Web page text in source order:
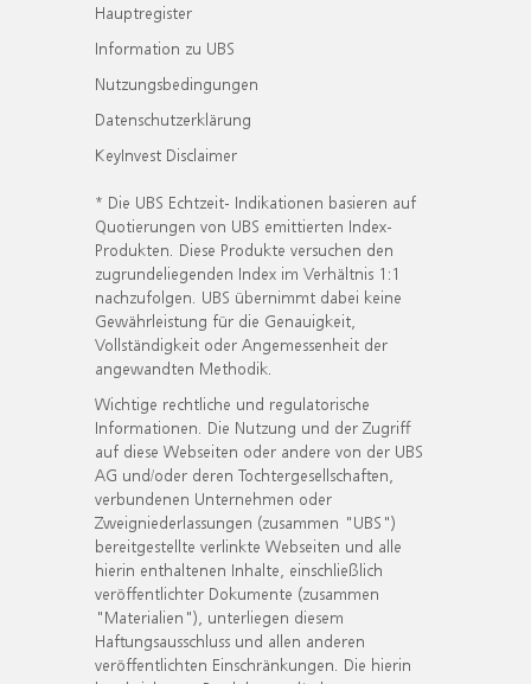
Hauptregister
Information zu UBS
Nutzungsbedingungen
Datenschutzerklärung
KeyInvest Disclaimer
* Die UBS Echtzeit- Indikationen basieren auf
Quotierungen von UBS emittierten Index-
Produkten. Diese Produkte versuchen den
zugrundeliegenden Index im Verhältnis 1:1
nachzufolgen. UBS übernimmt dabei keine
Gewährleistung für die Genauigkeit,
Vollständigkeit oder Angemessenheit der
angewandten Methodik.
Wichtige rechtliche und regulatorische
Informationen. Die Nutzung und der Zugriff
auf diese Webseiten oder andere von der UBS
AG und/oder deren Tochtergesellschaften,
verbundenen Unternehmen oder
Zweigniederlassungen (zusammen "UBS")
bereitgestellte verlinkte Webseiten und alle
hierin enthaltenen Inhalte, einschließlich
veröffentlichter Dokumente (zusammen
"Materialien"), unterliegen diesem
Haftungsausschluss und allen anderen
veröffentlichten Einschränkungen. Die hierin